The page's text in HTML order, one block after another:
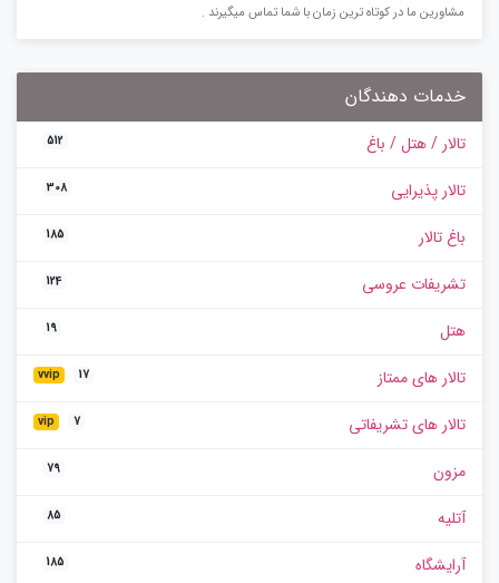
مشاورین ما در کوتاه ترین زمان با شما تماس میگیرند .
خدمات دهندگان
تالار / هتل / باغ 512
تالار پذیرایی 308
باغ تالار 185
تشریفات عروسی 124
هتل 19
تالار های ممتاز vvip 17
تالار های تشریفاتی vip 7
مزون 79
آتلیه 85
آرایشگاه 185